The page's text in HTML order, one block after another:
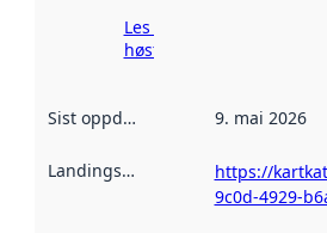
Les mer om
høsting her
Sist oppdatert 9. mai 2026
Landingsside
https://
9c0d-4929-